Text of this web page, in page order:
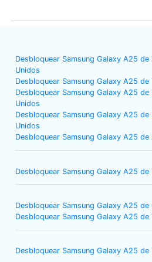
Desbloquear Samsung Galaxy A25
Unidos
Desbloquear Samsung Galaxy A25
Desbloquear Samsung Galaxy A25
Unidos
Desbloquear Samsung Galaxy A25
Unidos
Desbloquear Samsung Galaxy A25 de
Desbloquear Samsung Galaxy A25
Desbloquear Samsung Galaxy A25 de
Desbloquear Samsung Galaxy A25 de
Desbloquear Samsung Galaxy A25 de